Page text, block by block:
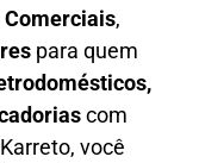
Comerciais,
para quem
com
você